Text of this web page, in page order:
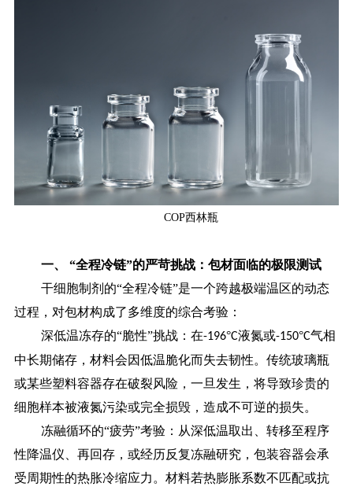
COP西林瓶
一、
“全程冷链”的严苛挑战：包材面临的极限测试
干细胞制剂的“全程冷链”是一个跨越极端温区的动态
过程，对包材构成了多维度的综合考验：
深低温冻存的“脆性”挑战：在-196°C液氮或-150°C气相
中长期储存，材料会因低温脆化而失去韧性。传统玻璃瓶
或某些塑料容器存在破裂风险，一旦发生，将导致珍贵的
细胞样本被液氮污染或完全损毁，造成不可逆的损失。
冻融循环的“疲劳”考验：从深低温取出、转移至程序
性降温仪、再回存，或经历反复冻融研究，包装容器会承
受周期性的热胀冷缩应力。材料若热膨胀系数不匹配或抗